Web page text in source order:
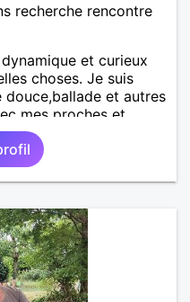
recherche rencontre
et curieux
choses. Je suis
douce,ballade et autres
mes proches et